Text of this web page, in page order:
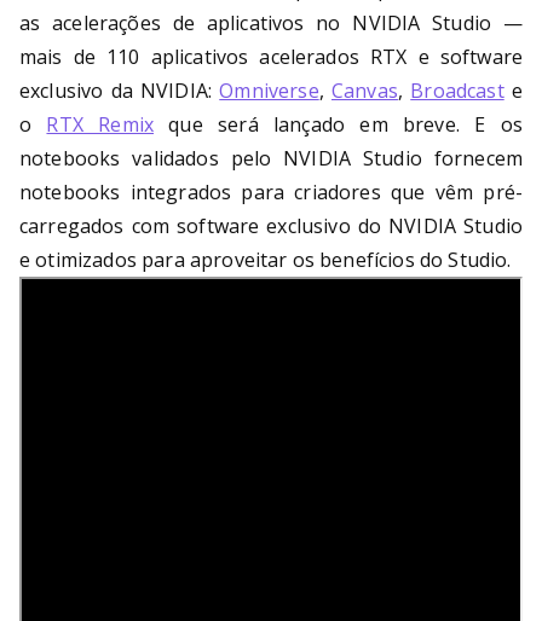
as acelerações de aplicativos no NVIDIA Studio —
mais de 110 aplicativos acelerados RTX e software
exclusivo da NVIDIA:Omniverse, Canvas, Broadcaste
o RTX Remix que será lançado em breve. E os
notebooks validados pelo NVIDIA Studio fornecem
notebooks integrados para criadores que vêm pré-
carregados com software exclusivo do NVIDIA Studio
e otimizados para aproveitar os benefícios do Studio.